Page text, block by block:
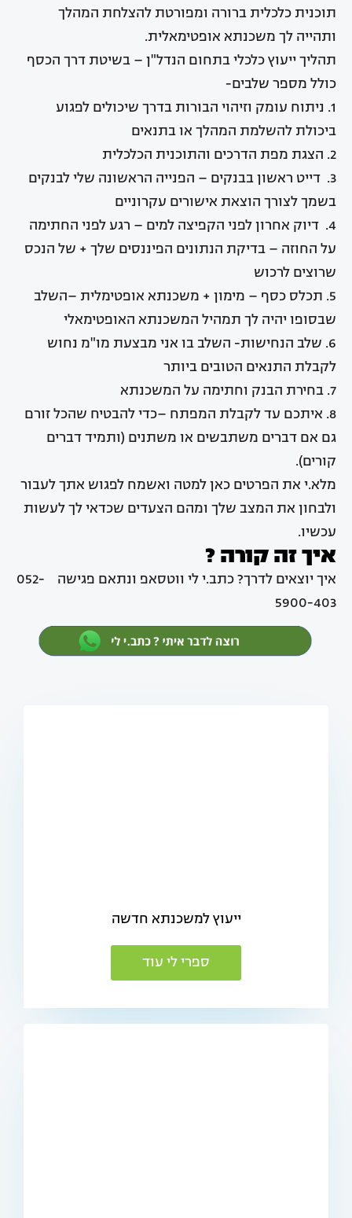
תוכנית כלכלית ברורה ומפורטת להצלחת המהלך
ותהייה לך משכנתא אופטימאלית.
תהליך ייעוץ כלכלי בתחום הנדל"ן – בשיטת דרך הכסף
כולל מספר שלבים-
1. ניתוח עומק וזיהוי הבורות בדרך שיכולים לפגוע
ביכולת להשלמת המהלך או בתנאים
2. הצגת מפת הדרכים והתוכנית הכלכלית
3. דייט ראשון בבנקים –
הפנייה הראשונה שלי לבנקים
בשמך לצורך הוצאת אישורים עקרוניים
4. דיוק אחרון לפני הקפיצה למים –
רגע לפני החתימה
על החוזה – בדיקת הנתונים הפיננסים שלך + של הנכס
שרוצים לרכוש
5. תכלס כסף – מימון + משכנתא אופטימלית –
השלב
שבסופו יהיה לך תמהיל המשכנתא האופטימאלי
6. שלב הנחישות-
השלב בו אני מבצעת מו"מ נחוש
לקבלת התנאים הטובים ביותר
7. בחירת הבנק וחתימה על המשכנתא
8. איתכם עד לקבלת המפתח –
כדי להבטיח שהכל זורם
גם אם דברים משתבשים או משתנים (ותמיד דברים
קורים).
מלא.י את הפרטים כאן למטה ואשמח לפגוש אתך לעבור
ולבחון את המצב שלך ומהם הצעדים שכדאי לך לעשות
עכשיו.
איך זה קורה ?
איך יוצאים לדרך? כתב.י לי ווטסאפ ונתאם פגישה 052-
5900-403
ייעוץ למשכנתא חדשה
ספרי לי עוד